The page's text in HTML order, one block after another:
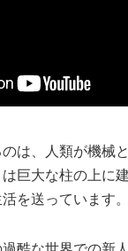
は、人類が機械
巨大な柱の上に
を送っています。